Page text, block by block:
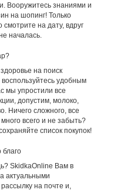
Вооружитесь знаниями и
на шопинг! Только
на дату, вдруг
началась.
на поиск
удобным
мы упростили все
допустим, молоко,
Ничего сложного, все
всего и не забыть?
список покупок!
благо
SkidkaOnline Вам в
актуальными
на почте и,